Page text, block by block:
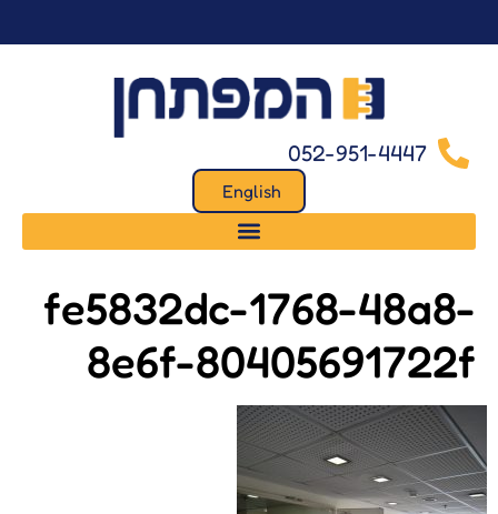
052-951-4447
English
fe5832dc-1768-48a8-
8e6f-80405691722f